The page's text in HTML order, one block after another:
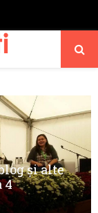
și alte
4